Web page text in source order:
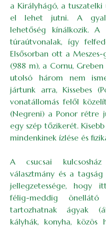
a Királyhágó, a
el lehet jutni. A
lehetőség kínálkozik. A
túraútvonalak, így
Elsősorban ott a
(988 m), a Cornu,
utolsó három nem
jártunk arra, Kissebes
vonatállomás felől
(Negreni) a Ponor rétre
egy szép tőzikerét.
mindenkinek ízlése és
A csucsai
választmány és a
jellegzetessége, hogy
félig-meddig önellátó
tartozhatnak ágyak
kályhák, konyha, közös